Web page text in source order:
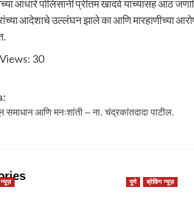
आधारे पोलिसांनी प्रीतम खांदवे यांच्यासह आठ
आदेशाचे उल्लंघन झाले का आणि मारहाणीच्या
30
समाधान आणि मनःशांती – ना. चंद्रकांतदादा पाटील.
न्यूज़ पुणे ब्रेकिंग न्यूज़